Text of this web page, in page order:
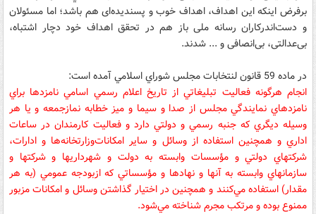
برفرض اينكه اين اهداف، اهداف خوب و پسندیده‌ای هم باشد؛ اما مسئولان
و دست‌اندرکاران رسانه ملی باز هم در تحقق اهداف خود دچار اشتباه،
بی‌عدالتی، بی‌انصافی و ... شدند.
در ماده 59 قانون لنتخابات مجلس شوراي اسلامي آمده است:
انجام هرگونه فعاليت تبليغاتي از تاريخ اعلام رسمي اسامي نامزدها براي
نامزدهاي نمايندگي مجلس از صدا و سيما و ميز خطابه نماز‌جمعه و يا هر
وسيله ديگري كه جنبه رسمي و دولتي دارد و فعاليت كارمندان در ساعات
اداري و همچنين استفاده از وسائل و ساير امكانات‌وزارتخانه‌ها و ادارات،
شركتهاي دولتي و مؤسسات وابسته به دولت و شهرداريها و شركتها و
سازمانهاي وابسته به آنها و نهادها و مؤسساتي كه از‌بودجه عمومي (‌به هر
مقدار) استفاده مي‌كنند و همچنين در اختيار گذاشتن وسائل و امكانات مزبور
ممنوع بوده و مرتكب مجرم شناخته مي‌شود.